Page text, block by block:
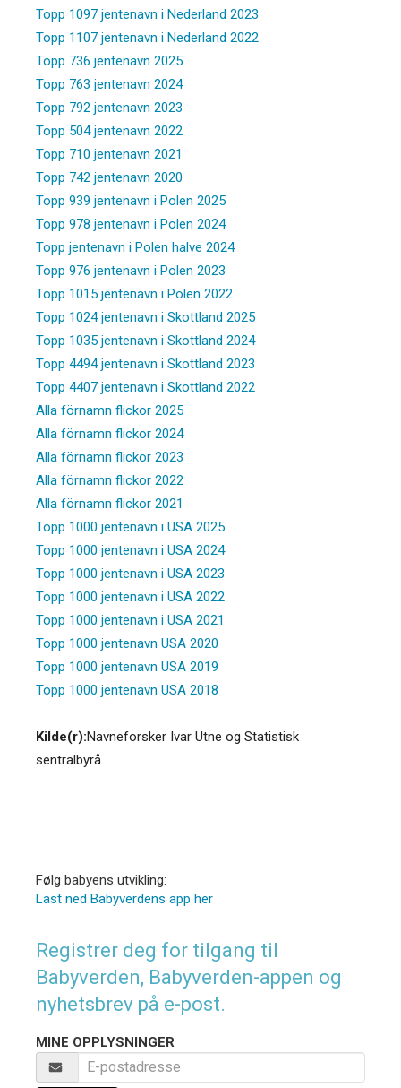
Topp 1097 jentenavn i Nederland 2023
Topp 1107 jentenavn i Nederland 2022
Topp 736 jentenavn 2025
Topp 763 jentenavn 2024
Topp 792 jentenavn 2023
Topp 504 jentenavn 2022
Topp 710 jentenavn 2021
Topp 742 jentenavn 2020
Topp 939 jentenavn i Polen 2025
Topp 978 jentenavn i Polen 2024
Topp jentenavn i Polen halve 2024
Topp 976 jentenavn i Polen 2023
Topp 1015 jentenavn i Polen 2022
Topp 1024 jentenavn i Skottland 2025
Topp 1035 jentenavn i Skottland 2024
Topp 4494 jentenavn i Skottland 2023
Topp 4407 jentenavn i Skottland 2022
Alla förnamn flickor 2025
Alla förnamn flickor 2024
Alla förnamn flickor 2023
Alla förnamn flickor 2022
Alla förnamn flickor 2021
Topp 1000 jentenavn i USA 2025
Topp 1000 jentenavn i USA 2024
Topp 1000 jentenavn i USA 2023
Topp 1000 jentenavn i USA 2022
Topp 1000 jentenavn i USA 2021
Topp 1000 jentenavn USA 2020
Topp 1000 jentenavn USA 2019
Topp 1000 jentenavn USA 2018
Kilde(r):Navneforsker Ivar Utne og Statistisk
sentralbyrå.
Følg babyens utvikling:
Last ned Babyverdens app her
Registrer deg for tilgang til
Babyverden, Babyverden-appen og
nyhetsbrev på e-post.
MINE OPPLYSNINGER